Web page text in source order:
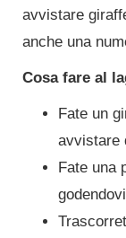
avvistare
anche una
Cosa fare al
Fate un
avvistare
Fate una